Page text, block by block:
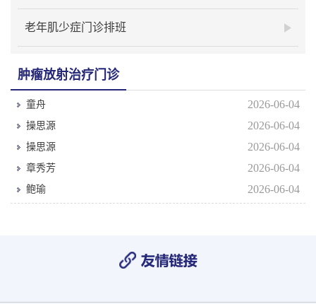
老年肌少症门诊排班
肿瘤放射治疗门诊
2026-06-04
童舟
2026-06-04
操思源
2026-06-04
操思源
2026-06-04
章秀芳
2026-06-04
鲍瑜